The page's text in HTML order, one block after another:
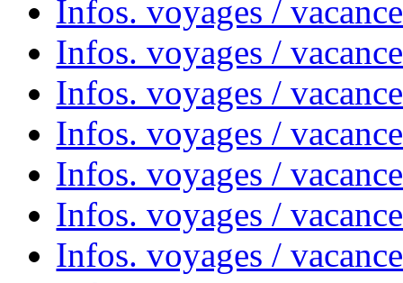
Infos. voyages /
Infos. voyages /
Infos. voyages /
Infos. voyages /
Infos. voyages /
Infos. voyages /
Infos. voyages /